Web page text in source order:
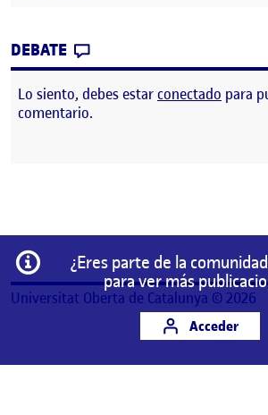
DEBATE
Lo siento, debes estarconectado para
comentario.
Información
¿Eres parte de la
para ver más
Acceder
Universitat Oberta de Catalunya © 2026